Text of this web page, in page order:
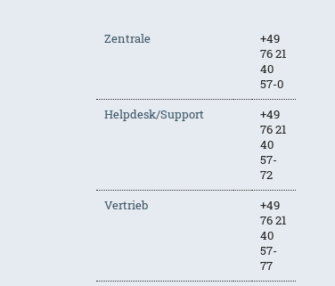
Zentrale
+49
76 21
40
57-0
Helpdesk/Support
+49
76 21
40
57-
72
Vertrieb
+49
76 21
40
57-
77